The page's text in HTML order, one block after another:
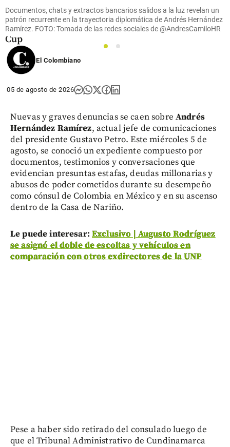
goleador
de la
Leagues
Cup
share
Documentos, chats y extractos bancarios salidos a la luz revelan un
patrón recurrente en la trayectoria diplomática de Andrés Hernández
Ramírez. FOTO: Tomada de las redes sociales de @AndresCamiloHR
1
2
El Colombiano
05 de agosto de 2026
Nuevas y graves denuncias se caen sobre Andrés
Hernández Ramírez, actual jefe de comunicaciones
del presidente Gustavo Petro. Este miércoles 5 de
agosto, se conoció un expediente compuesto por
documentos, testimonios y conversaciones que
evidencian presuntas estafas, deudas millonarias y
abusos de poder cometidos durante su desempeño
como cónsul de Colombia en México y en su ascenso
dentro de la Casa de Nariño.
Le puede interesar: Exclusivo | Augusto Rodríguez
se asignó el doble de escoltas y vehículos en
comparación con otros exdirectores de la UNP
Pese a haber sido retirado del consulado luego de
que el Tribunal Administrativo de Cundinamarca